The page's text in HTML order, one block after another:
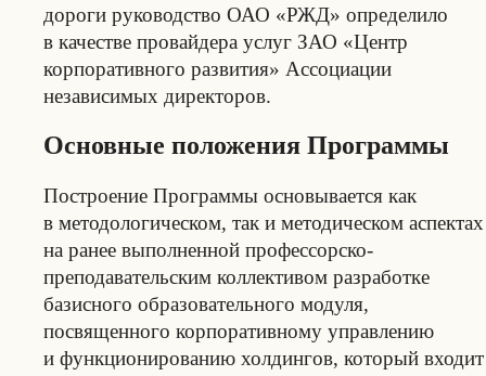
дороги руководство ОАО «РЖД» определило
в качестве провайдера услуг ЗАО «Центр
корпоративного развития» Ассоциации
независимых директоров.
Основные положения Программы
Построение Программы основывается как
в методологическом, так и методическом аспектах
на ранее выполненной профессорско-
преподавательским коллективом разработке
базисного образовательного модуля,
посвященного корпоративному управлению
и функционированию холдингов, который входит